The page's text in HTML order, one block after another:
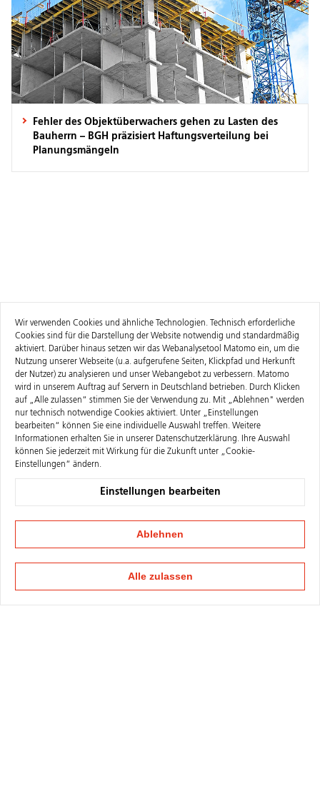
Fehler des Objektüberwachers gehen zu Lasten des
Bauherrn – BGH präzisiert Haftungsverteilung bei
Planungsmängeln
Wir verwenden Cookies und ähnliche Technologien. Technisch erforderliche
Cookies sind für die Darstellung der Website notwendig und standardmäßig
aktiviert. Darüber hinaus setzen wir das Webanalysetool Matomo ein, um die
Nutzung unserer Webseite (u.a. aufgerufene Seiten, Klickpfad und Herkunft
der Nutzer) zu analysieren und unser Webangebot zu verbessern. Matomo
wird in unserem Auftrag auf Servern in Deutschland betrieben. Durch Klicken
auf „Alle zulassen“ stimmen Sie der Verwendung zu. Mit „Ablehnen" werden
nur technisch notwendige Cookies aktiviert. Unter „Einstellungen
bearbeiten“ können Sie eine individuelle Auswahl treffen. Weitere
Informationen erhalten Sie in unserer Datenschutzerklärung. Ihre Auswahl
können Sie jederzeit mit Wirkung für die Zukunft unter „Cookie-
Einstellungen“ ändern.
Einstellungen bearbeiten
Ablehnen
Alle zulassen